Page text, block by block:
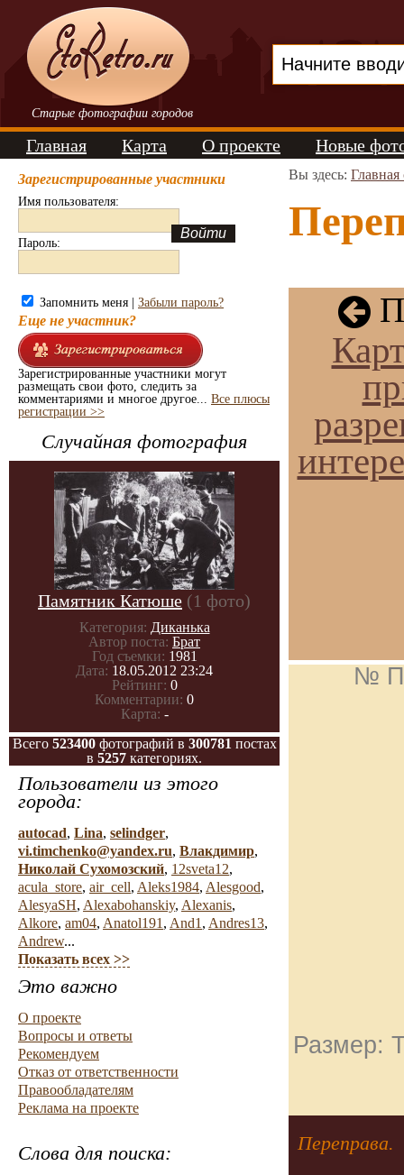
Старые фотографии городов
Главная Карта О проекте Новые
Зарегистрированные участники
Имя пользователя:
Пароль:
Запомнить меня | Забыли пароль?
Еще не участник?
Зарегистрированные участники могут
размещать свои фото, следить за
комментариями и многое другое... Все плюсы
регистрации >>
Случайная фотография
Памятник Катюше (1 фото)
Категория: Диканька
Автор поста: Брат
Год съемки: 1981
Дата: 18.05.2012 23:24
Рейтинг: 0
Комментарии: 0
Карта: -
Всего 523400фотографий в 300781 постах
в 5257 категориях.
Пользователи из этого
города:
autocad, Lina, selindger,
vi.timchenko@yandex.ru, Влакдимир,
Николай Сухомозский, 12sveta12,
acula_store, air_cell, Aleks1984, Alesgood,
AlesyaSH, Alexabohanskiy, Alexanis,
Alkore, am04, Anatol191 , And1 , Andres13,
Andrew...
Показать всех >>
Это важно
О проекте
Вопросы и ответы
Рекомендуем
Отказ от ответственности
Правообладателям
Реклама на проекте
Слова для поиска:
Вы здесь: Главная
№
Размер:
Переправа.